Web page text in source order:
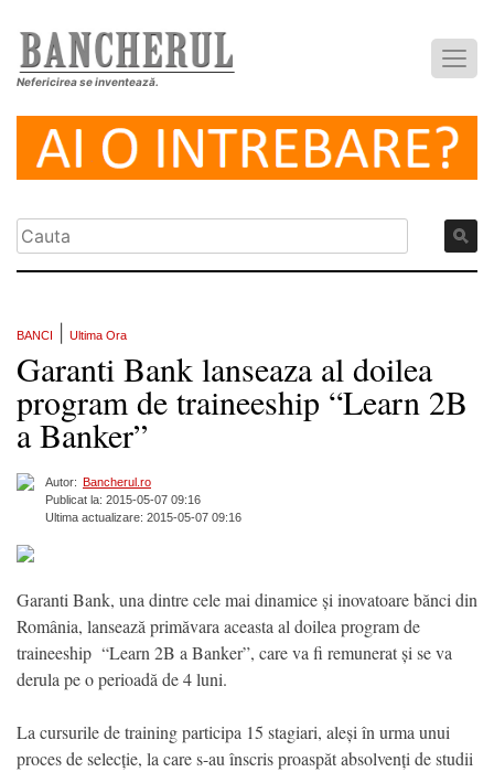
Nefericirea se inventează.
BANCI Ultima Ora
Garanti Bank lanseaza al doilea
program de traineeship “Learn 2B
a Banker”
Autor: Bancherul.ro
Publicat la: 2015-05-07 09:16
Ultima actualizare: 2015-05-07 09:16
Garanti Bank, una dintre cele mai dinamice și inovatoare bănci din
România, lansează primăvara aceasta al doilea program de
traineeship “Learn 2B a Banker”, care va fi remunerat și se va
derula pe o perioadă de 4 luni.
La cursurile de training participa 15 stagiari, aleși în urma unui
proces de selecție, la care s-au înscris proaspăt absolvenți de studii